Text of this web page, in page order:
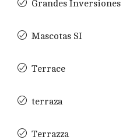
Grandes Inversiones
Mascotas SI
Terrace
terraza
Terrazza